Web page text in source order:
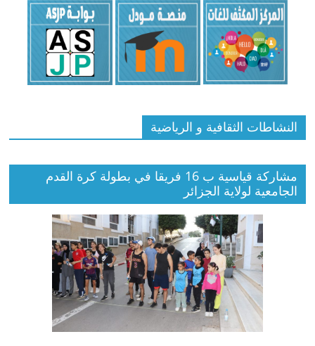
النشاطات الثقافية و الرياضية
مشاركة قياسية ب 16 فريقا في بطولة كرة القدم
الجامعية لولاية الجزائر